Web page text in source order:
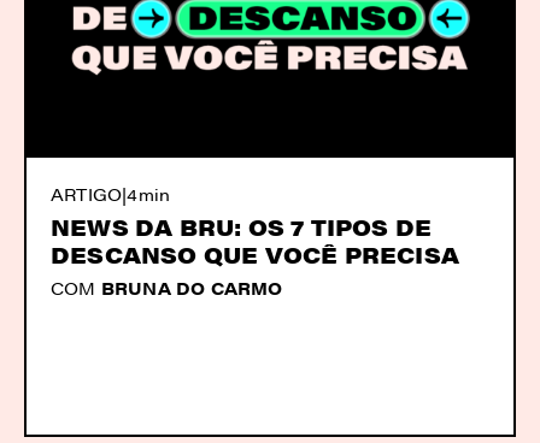
ARTIGO|4min
NEWS DA BRU: OS 7 TIPOS DE
DESCANSO QUE VOCÊ PRECISA
COM BRUNA DO CARMO